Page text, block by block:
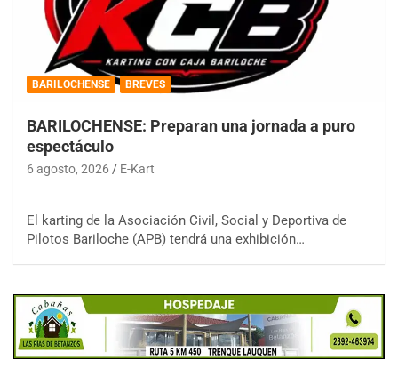
BARILOCHENSE BREVES
BARILOCHENSE: Preparan una jornada a puro
espectáculo
6 agosto, 2026 E-Kart
El karting de la Asociación Civil, Social y Deportiva de
Pilotos Bariloche (APB) tendrá una exhibición…